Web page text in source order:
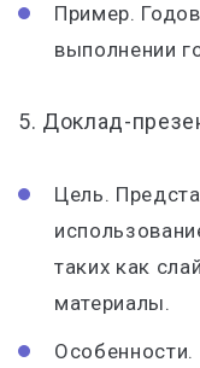
Пример.
выполнении
5. Доклад-
Цель.
таких как
материалы.